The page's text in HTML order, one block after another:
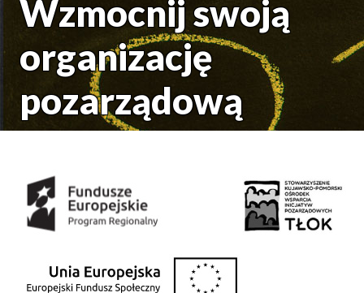
Wzmocnij swoją
organizację
pozarządową